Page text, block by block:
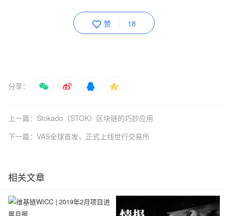
赞 18
分享：
上一篇：Stokado（STOK）区块链的巧妙应用
下一篇：VAS全球首发，正式上线世行交易所
相关文章